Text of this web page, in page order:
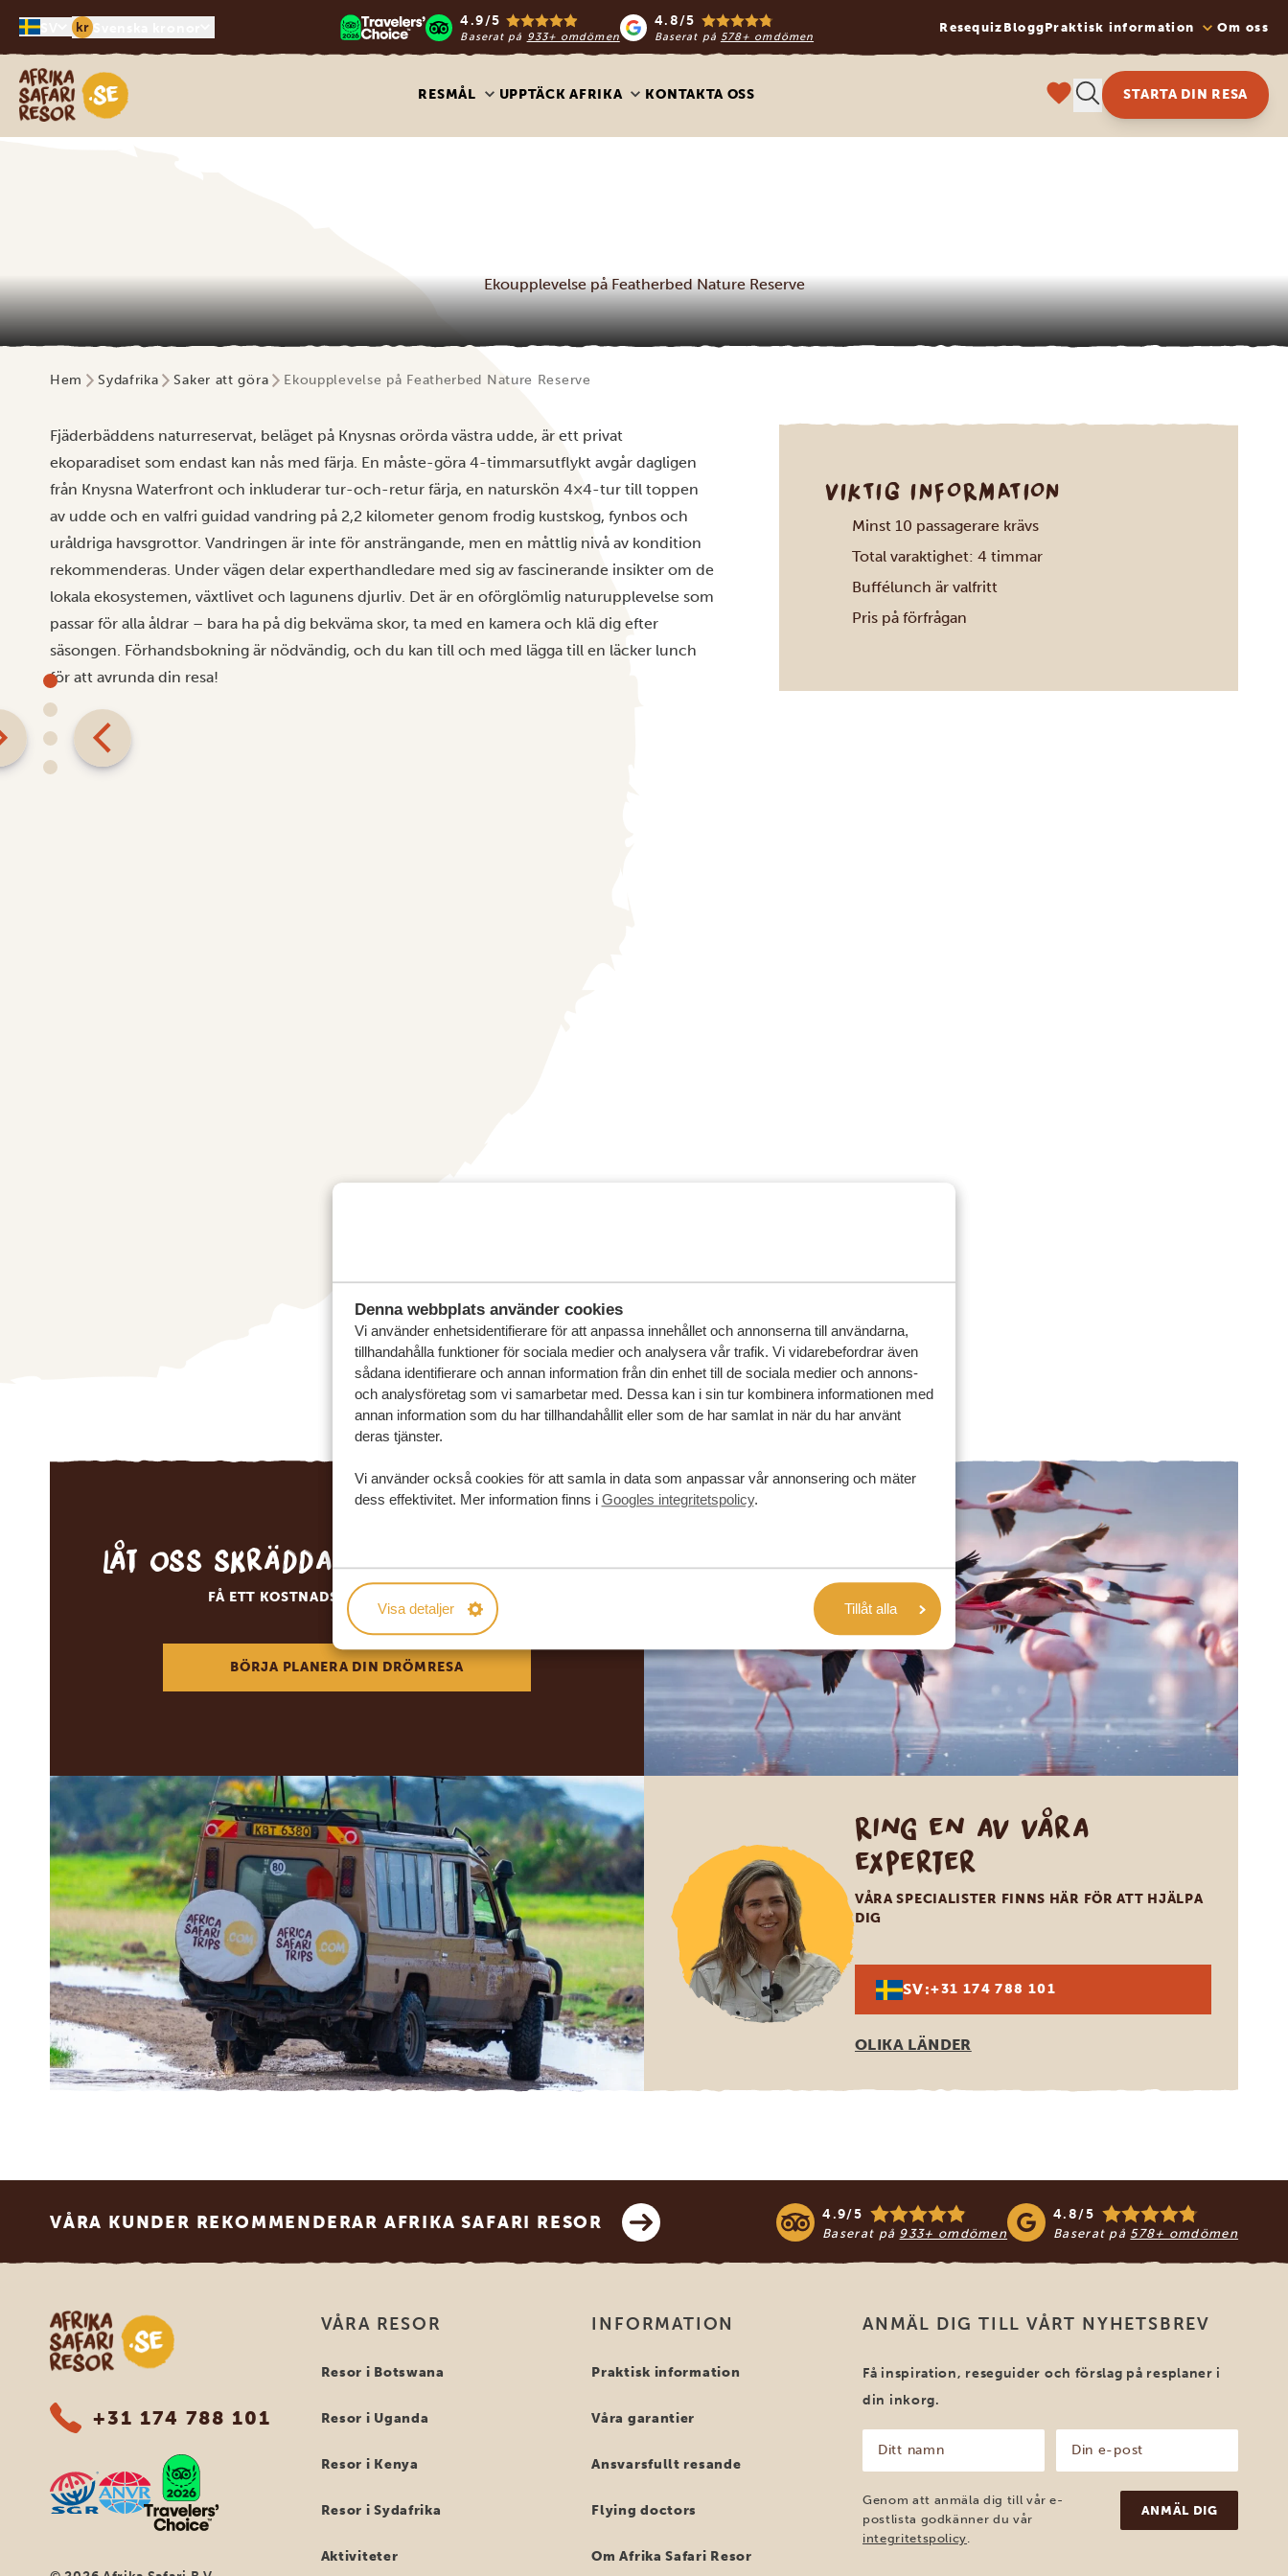
Denna webbplats använder cookies
Vi använder enhetsidentifierare för att anpassa innehållet och annonserna till användarna,
tillhandahålla funktioner för sociala medier och analysera vår trafik. Vi vidarebefordrar även
sådana identifierare och annan information från din enhet till de sociala medier och annons-
och analysföretag som vi samarbetar med. Dessa kan i sin tur kombinera informationen med
annan information som du har tillhandahållit eller som de har samlat in när du har använt
deras tjänster.
Vi använder också cookies för att samla in data som anpassar vår annonsering och mäter
dess effektivitet. Mer information finns i Googles integritetspolicy.
Visa detaljer Tillåt alla
kr 4.9/5
Baserat på 933+ omdömen
4.8/5
Baserat på 578+ omdömen
Resequiz BloggPraktisk information Om oss
Safari-resor i Afrika
RESMÅL UPPTÄCK AFRIKA KONTAKTA OSS STARTA DIN RESA
Ekoupplevelse på Featherbed Nature Reserve
Hem Sydafrika Saker att göra Ekoupplevelse på Featherbed Nature Reserve
Fjäderbäddens naturreservat, beläget på Knysnas orörda västra udde, är ett privat
ekoparadiset som endast kan nås med färja. En måste-göra 4-timmarsutflykt avgår dagligen
från Knysna Waterfront och inkluderar tur-och-retur färja, en naturskön 4×4-tur till toppen
av udde och en valfri guidad vandring på 2,2 kilometer genom frodig kustskog, fynbos och
uråldriga havsgrottor. Vandringen är inte för ansträngande, men en måttlig nivå av kondition
rekommenderas. Under vägen delar experthandledare med sig av fascinerande insikter om de
lokala ekosystemen, växtlivet och lagunens djurliv. Det är en oförglömlig naturupplevelse som
passar för alla åldrar – bara ha på dig bekväma skor, ta med en kamera och klä dig efter
säsongen. Förhandsbokning är nödvändig, och du kan till och med lägga till en läcker lunch
för att avrunda din resa!
VIKTIG INFORMATION
Minst 10 passagerare krävs
Total varaktighet: 4 timmar
Buffélunch är valfritt
Pris på förfrågan
Låt oss skräddarsy din drömresa
FÅ ETT KOSTNADSFRITT RESEFÖRSLAG
BÖRJA PLANERA DIN DRÖMRESA
Ring en av våra
experter
VÅRA SPECIALISTER FINNS HÄR FÖR ATT HJÄLPA
DIG
SV:+31 174 788 101
OLIKA LÄNDER
VÅRA KUNDER REKOMMENDERAR AFRIKA SAFARI RESOR 4.9/5
Baserat på 933+ omdömen
4.8/5
Baserat på 578+ omdömen
Safari-resor i Afrika
+31 174 788 101
VÅRA RESOR
Resor i Botswana
Resor i Uganda
Resor i Kenya
Resor i Sydafrika
Aktiviteter
INFORMATION
Praktisk information
Våra garantier
Ansvarsfullt resande
Flying doctors
Om Afrika Safari Resor
ANMÄL DIG TILL VÅRT NYHETSBREV
Få inspiration, reseguider och förslag på resplaner i
din inkorg.
namn
(Obligatoriskt)
post
(Obligatoriskt)
Genom att anmäla dig till vår e-
postlista godkänner du vår
integritetspolicy.